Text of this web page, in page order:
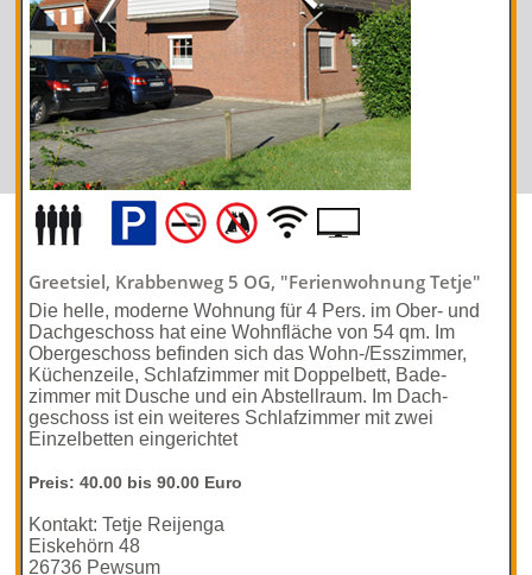
Greetsiel, Krabbenweg 5 OG, "Ferienwohnung Tetje"
Die helle, moderne Wohnung für 4 Pers. im Ober- und
Dach­geschoss hat eine Wohnfläche von 54 qm. Im
Ober­geschoss befinden sich das Wohn-/­Esszimmer,
Küchenzeile, Schlaf­zimmer mit Doppelbett, Bade­
zimmer mit Dusche und ein Abstell­raum. Im Dach­
geschoss ist ein weiteres Schlaf­zimmer mit zwei
Einzelbetten einge­richtet
Preis: 40.00 bis 90.00 Euro
Kontakt: Tetje Reijenga
Eiskehörn 48
26736 Pewsum